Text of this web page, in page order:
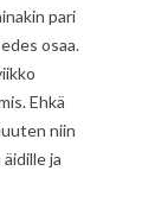
pari
osaa.
Ehkä
niin
ja